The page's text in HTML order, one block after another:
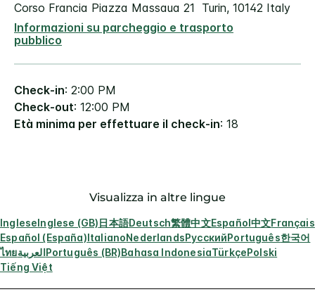
Corso Francia Piazza Massaua 21 Turin, 10142 Italy
Informazioni su parcheggio e trasporto
pubblico
Check-in: 2:00 PM
Check-out: 12:00 PM
Età minima per effettuare il check-in: 18
Visualizza in altre lingue
IngleseInglese (GB)日本語Deutsch繁體中文Español中文Français
Español (España)ItalianoNederlandsРусскийPortuguês한국어
ไทยالعربيةPortuguês (BR)Bahasa IndonesiaTürkçePolski
Tiếng Việt